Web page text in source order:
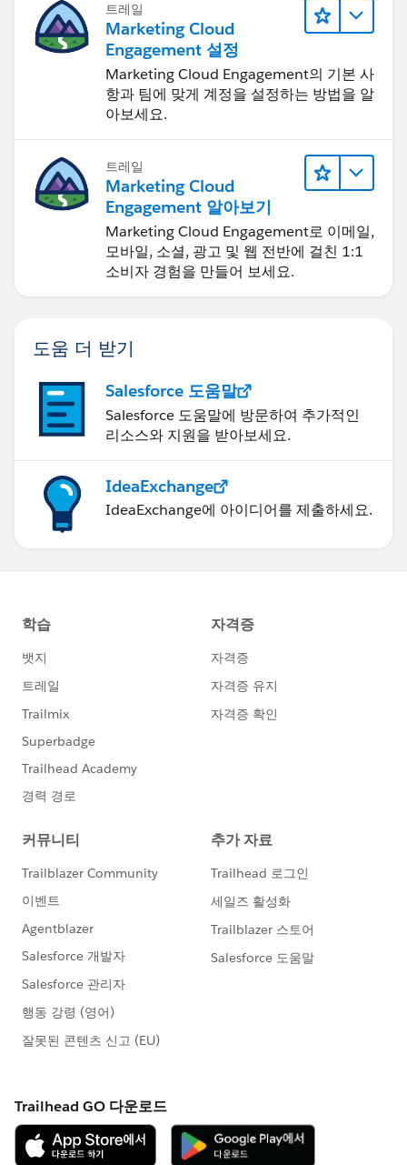
트레일
Marketing Cloud
Engagement 설정
Marketing Cloud Engagement의 기본 사
항과 팀에 맞게 계정을 설정하는 방법을 알
아보세요.
트레일
Marketing Cloud
Engagement 알아보기
Marketing Cloud Engagement로 이메일,
모바일, 소셜, 광고 및 웹 전반에 걸친 1:1
소비자 경험을 만들어 보세요.
도움 더 받기
Salesforce 도움말
Salesforce 도움말에 방문하여 추가적인
리소스와 지원을 받아보세요.
IdeaExchange
IdeaExchange에 아이디어를 제출하세요.